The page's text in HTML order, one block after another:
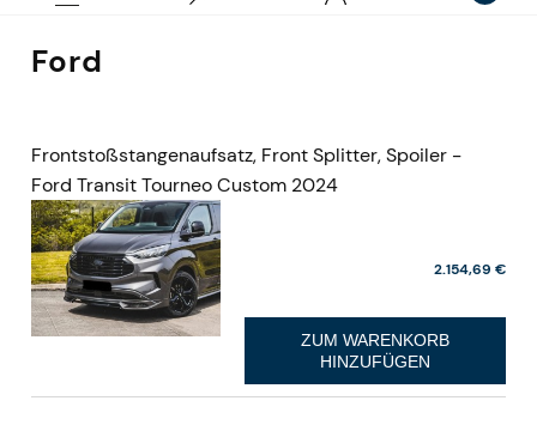
Ford
Frontstoßstangenaufsatz, Front Splitter, Spoiler -
Ford Transit Tourneo Custom 2024
2.154,69 €
ZUM WARENKORB
HINZUFÜGEN